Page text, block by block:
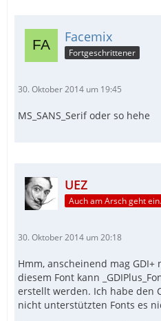
Facemix
Fortgeschrittener
30. Oktober 2014 um 19:45
MS_SANS_Serif oder so hehe
UEZ
30. Oktober 2014 um 20:18
Hmm, anscheinend mag
diesem Font kann
erstellt werden. Ich habe den
nicht unterstützten Fonts es